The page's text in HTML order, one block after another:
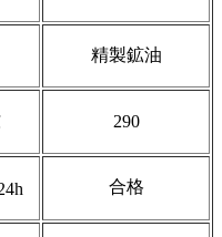
精製鉱油
290
合格